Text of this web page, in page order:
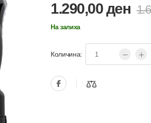
1.290,00ден
На залиха
Количина: